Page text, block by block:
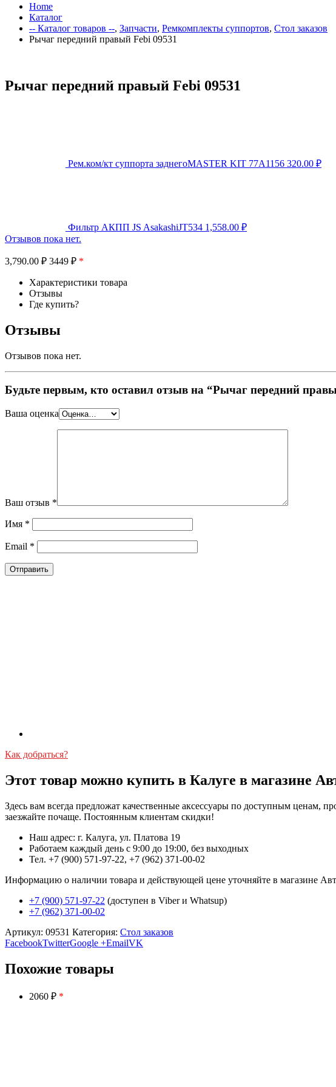
Home
Каталог
-- Каталог товаров --, Запчасти, Ремкомплекты суппортов, Стол заказов
Рычаг передний правый Febi 09531
Рычаг передний правый Febi 09531
Рем.ком/кт суппорта заднегоMASTER KIT 77A1156 320.00 ₽
Фильтр АКПП JS AsakashiJT534 1,558.00 ₽
Отзывов пока нет.
3,790.00 ₽ 3449 ₽ *
Характеристики товара
Отзывы
Где купить?
Отзывы
Отзывов пока нет.
Будьте первым, кто оставил отзыв на “Рычаг передний
Ваша оценка
Ваш отзыв *
Имя *
Email *
Как добраться?
Этот товар можно купить в Калуге в магазине
Здесь вам всегда предложат качественные аксессуары по доступным
заезжайте почаще. Постоянным клиентам скидки!
Наш адрес: г. Калуга, ул. Платова 19
Работаем каждый день с 9:00 до 19:00, без выходных
Тел. +7 (900) 571-97-22, +7 (962) 371-00-02
Информацию о наличии товара и действующей цене уточняйте в магазине
+7 (900) 571-97-22 (доступен в Viber и Whatsup)
+7 (962) 371-00-02
Артикул: 09531 Категория: Стол заказов
FacebookTwitterGoogle +EmailVK
Похожие товары
2060 ₽ *